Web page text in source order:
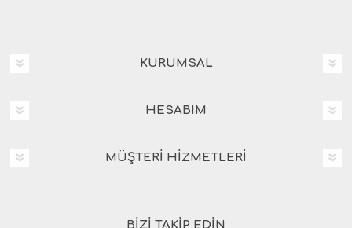
KURUMSAL
HESABIM
MÜŞTERI HIZMETLERI
BIZI TAKIP EDIN